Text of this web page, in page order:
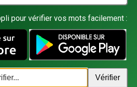
pour vérifier vos mots facilement :